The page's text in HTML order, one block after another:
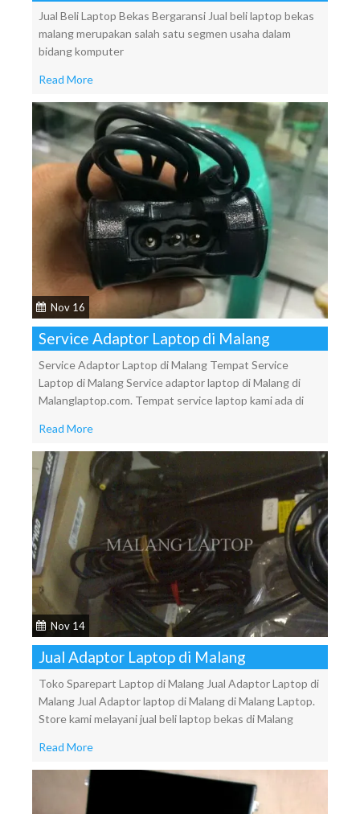
Jual Beli Laptop Bekas Bergaransi Jual beli laptop bekas
malang merupakan salah satu segmen usaha dalam
bidang komputer
Read More
Nov 16
Service Adaptor Laptop di Malang
Service Adaptor Laptop di Malang Tempat Service
Laptop di Malang Service adaptor laptop di Malang di
Malanglaptop.com. Tempat service laptop kami ada di
Read More
Nov 14
Jual Adaptor Laptop di Malang
Toko Sparepart Laptop di Malang Jual Adaptor Laptop di
Malang Jual Adaptor laptop di Malang di Malang Laptop.
Store kami melayani jual beli laptop bekas di Malang
Read More